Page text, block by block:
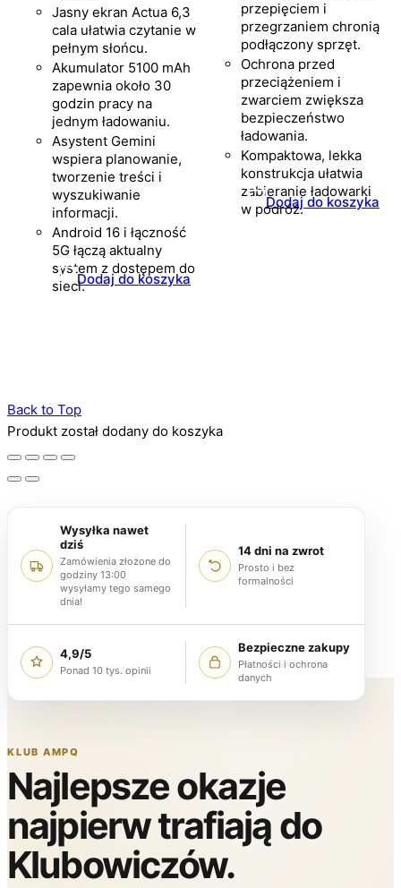
Jasny ekran Actua 6,3
cala ułatwia czytanie w
pełnym słońcu.
Akumulator 5100 mAh
zapewnia około 30
godzin pracy na
jednym ładowaniu.
Asystent Gemini
wspiera planowanie,
tworzenie treści i
wyszukiwanie
informacji.
Android 16 i łączność
5G łączą aktualny
system z dostępem do
sieci.Dodaj do koszyka
przepięciem i
przegrzaniem chronią
podłączony sprzęt.
Ochrona przed
przeciążeniem i
zwarciem zwiększa
bezpieczeństwo
ładowania.
Kompaktowa, lekka
konstrukcja ułatwia
zabieranie ładowarki
w podróż.
Dodaj do koszyka
Back to Top
Produkt został dodany do koszyka
Wysyłka nawet
dziś
Zamówienia złożone do
godziny 13:00
wysyłamy tego samego
dnia!
14 dni na zwrot
Prosto i bez
formalności
4,9/5
Ponad 10 tys. opinii
Bezpieczne zakupy
Płatności i ochrona
danych
KLUB AMPQ
Najlepsze okazje
najpierw trafiają do
Klubowiczów.